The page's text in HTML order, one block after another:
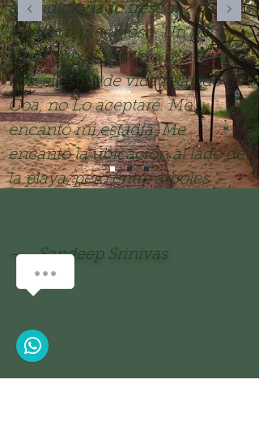
acondicionado fresco).
Personal ingenioso. Un poco
lento con el servicio b/f. Pero
con el estilo de vida relajado de
Goa, no Lo aceptaré. Me
encantó mi estadía. Me
encantó la ubicación al lado de
la playa, pero entre árboles "
—Sandeep Srinivas
1